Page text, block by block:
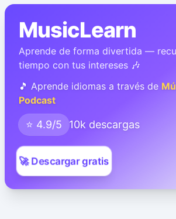
MusicLearn
Aprende de forma divertida —
tiempo con tus intereses 🎶
🎵 Aprende idiomas a través de
Podcast
⭐ 4.9/5 10k descargas
🚀 Descargar gratis